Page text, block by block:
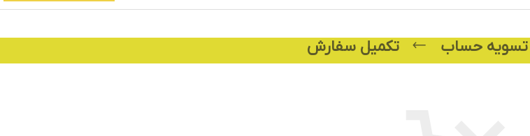
تسویه حساب تکمیل سفارش